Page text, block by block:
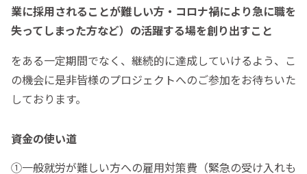
業に採用されることが難しい方・コロナ禍により急に職を
失ってしまった方など）の活躍する場を創り出すこと
をある一定期間でなく、継続的に達成していけるよう、こ
の機会に是非皆様のプロジェクトへのご参加をお待ちいた
しております。
資金の使い道
①一般就労が難しい方への雇用対策費（緊急の受け入れも